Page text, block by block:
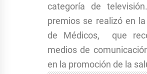
categoría de
premios se realizó en
de Médicos, que
medios de
en la promoción de la